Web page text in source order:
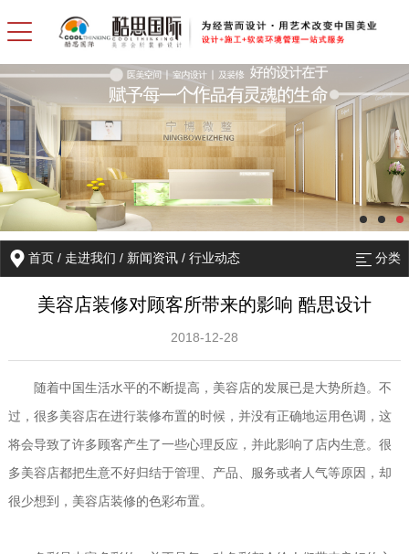
首页 / 走进我们 / 新闻资讯 /行业动态 分类
美容店装修对顾客所带来的影响 酷思设计
2018-12-28
随着中国生活水平的不断提高，美容店的发展已是大势所趋。不
过，很多美容店在进行装修布置的时候，并没有正确地运用色调，这
将会导致了许多顾客产生了一些心理反应，并此影响了店内生意。很
多美容店都把生意不好归结于管理、产品、服务或者人气等原因，却
很少想到，美容店装修的色彩布置。